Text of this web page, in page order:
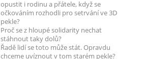
opustit i rodinu a přátele, když se
očkováním rozhodli pro setrvání ve 3D
pekle?
Proč se z hloupé solidarity nechat
stáhnout taky dolů?
Řadě lidí se toto může stát. Opravdu
chceme uvíznout v tom starém pekle?